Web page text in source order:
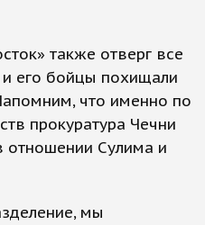
также отверг все
его бойцы похищали
что именно по
прокуратура Чечни
отношении Сулима и
мы